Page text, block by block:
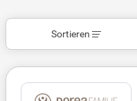
Sortieren